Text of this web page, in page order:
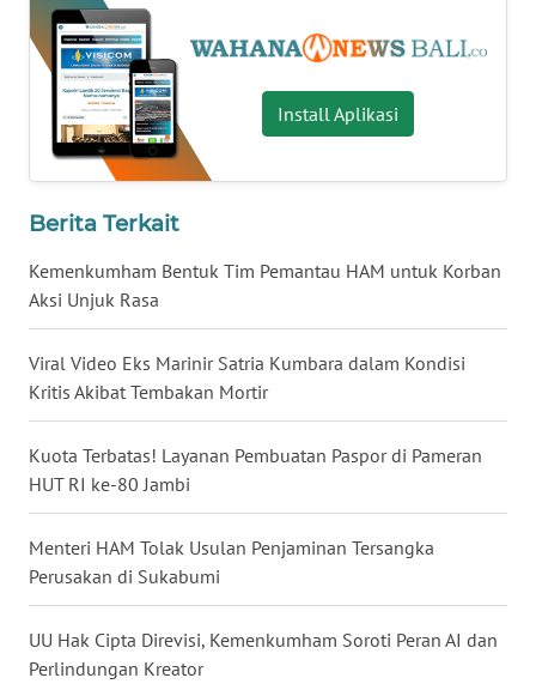
Install Aplikasi
Berita Terkait
Kemenkumham Bentuk Tim Pemantau HAM untuk Korban
Aksi Unjuk Rasa
Viral Video Eks Marinir Satria Kumbara dalam Kondisi
Kritis Akibat Tembakan Mortir
Kuota Terbatas! Layanan Pembuatan Paspor di Pameran
HUT RI ke-80 Jambi
Menteri HAM Tolak Usulan Penjaminan Tersangka
Perusakan di Sukabumi
UU Hak Cipta Direvisi, Kemenkumham Soroti Peran AI dan
Perlindungan Kreator
WN
TAPANULI
TENGAH
WN DELI
SERDANG
WN
TINGGI
PAKPAK
KARAWANG
WN
BEKASI
WN
BOGOR